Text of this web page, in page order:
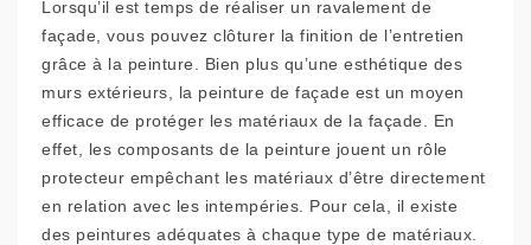
Lorsqu’il est temps de réaliser un ravalement de
façade, vous pouvez clôturer la finition de l’entretien
grâce à la peinture. Bien plus qu’une esthétique des
murs extérieurs, la peinture de façade est un moyen
efficace de protéger les matériaux de la façade. En
effet, les composants de la peinture jouent un rôle
protecteur empêchant les matériaux d’être directement
en relation avec les intempéries. Pour cela, il existe
des peintures adéquates à chaque type de matériaux.